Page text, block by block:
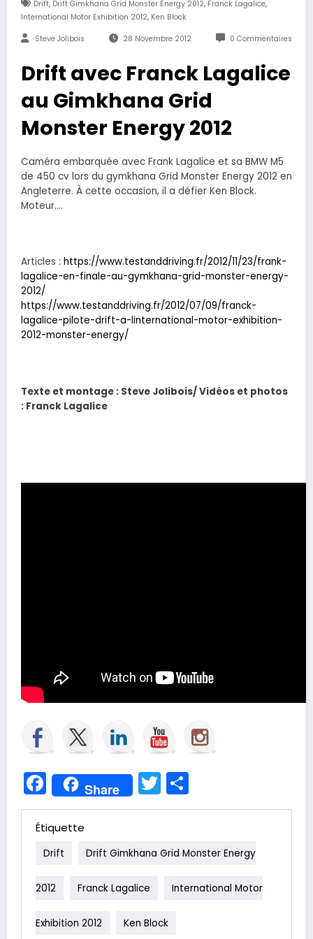
Drift, Drift Gimkhana Grid Monster Energy 2012, Franck Lagalice,
International Motor Exhibition 2012, Ken Block
Steve Jolibois 28 Novembre 2012 0 Commentaires
Drift avec Franck Lagalice
au Gimkhana Grid
Monster Energy 2012
Caméra embarquée avec Frank Lagalice et sa BMW M5
de 450 cv lors du gymkhana Grid Monster Energy 2012 en
Angleterre. À cette occasion, il a défier Ken Block.
Moteur….
Articles : https://www.testanddriving.fr/2012/11/23/frank-
lagalice-en-finale-au-gymkhana-grid-monster-energy-
2012/
https://www.testanddriving.fr/2012/07/09/franck-
lagalice-pilote-drift-a-linternational-motor-exhibition-
2012-monster-energy/
Texte et montage : Steve Jolibois/ Vidéos et photos
: Franck Lagalice
Facebook
Share Twitter
Étiquette
Drift Drift Gimkhana Grid Monster Energy
2012 Franck Lagalice International Motor
Exhibition 2012 Ken Block